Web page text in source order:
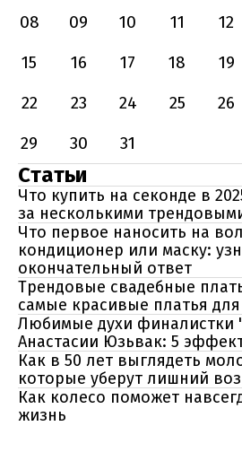
08
09 10 11 12
15
16 17 18 19
22
23 24 25 26
29
30 31
Статьи
Что купить на секонде в
за несколькими
Что первое наносить на
кондиционер или маску:
окончательный ответ
Трендовые свадебные
самые красивые платья
Любимые духи финалистки
Анастасии Юзьвак: 5
Как в 50 лет выглядеть
которые уберут лишний
Как колесо поможет
жизнь